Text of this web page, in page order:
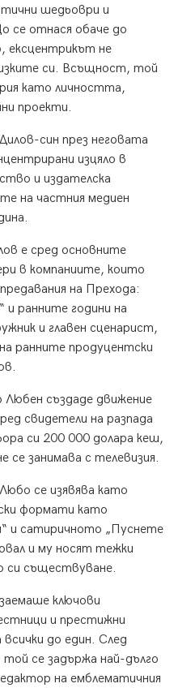
шедьоври и
се отнася обаче до
ексцентрикът не
си. Всъщност, той
като личността,
проекти.
син през неговата
изцяло в
и издателска
на частния медиен
е сред основните
в компаниите, които
на Прехода:
и ранните години на
и главен сценарист,
ранните продуцентски
създаде движение
свидетели на разпада
си 200 000 долара кеш,
се занимава с телевизия.
се изявява като
формати като
и сатиричното „Пуснете
и му носят тежки
си съществуване.
ключови
и престижни
всички до един. След
се задържа най-дълго
на емблематичния